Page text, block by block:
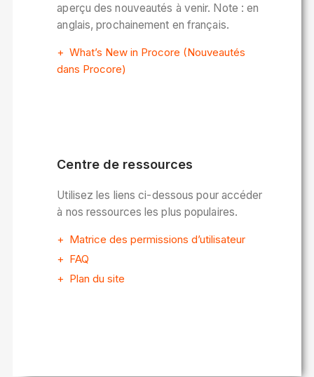
aperçu des nouveautés à venir. Note : en
anglais, prochainement en français.
What’s New in Procore (Nouveautés
dans Procore)
Centre de ressources
Utilisez les liens ci-dessous pour accéder
à nos ressources les plus populaires.
Matrice des permissions d’utilisateur
FAQ
Plan du site